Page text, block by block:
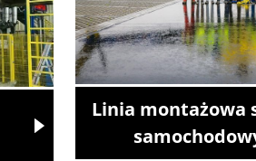
Linia montażowa